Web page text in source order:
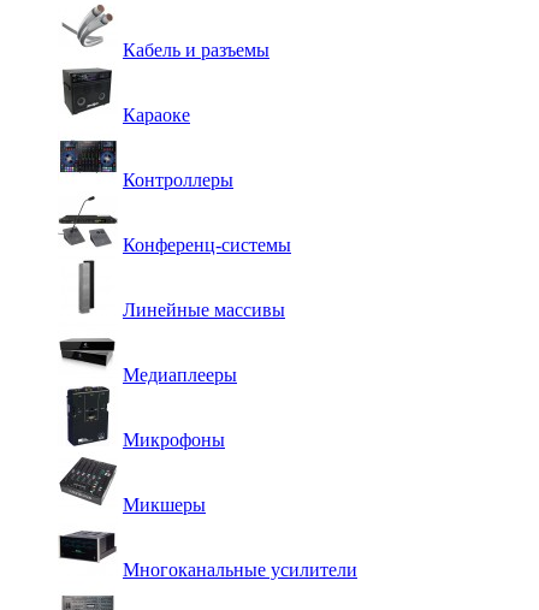
Кабель и разъемы
Караоке
Контроллеры
Конференц-системы
Линейные массивы
Медиаплееры
Микрофоны
Микшеры
Многоканальные усилители